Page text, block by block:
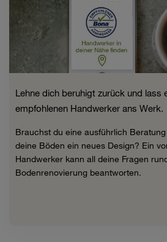
Lehne dich beruhigt zurück und lass
empfohlenen Handwerker ans Werk.
Brauchst du eine ausführlich
deine Böden ein neues Design? Ein
Handwerker kann all deine Fragen
Bodenrenovierung beantworten.